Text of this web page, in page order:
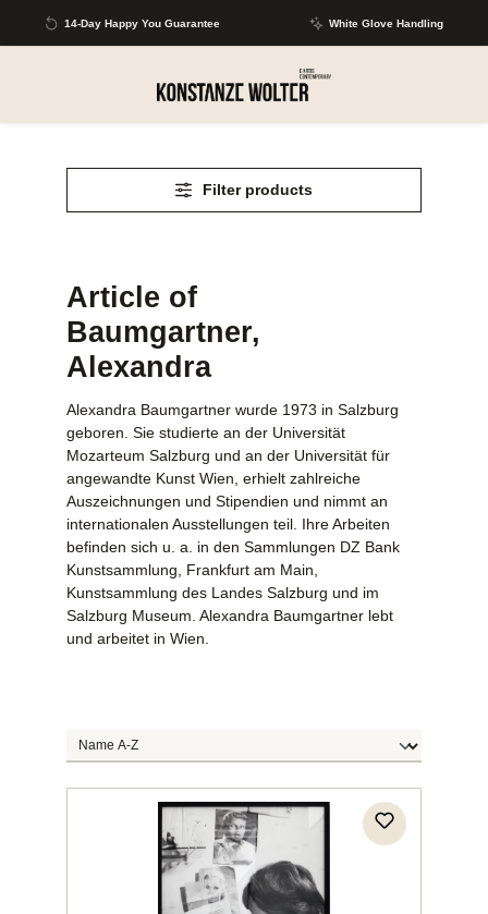
Skip to main content
14-Day Happy You Guarantee White Glove Handling
Filter products
Article of
Baumgartner,
Alexandra
Alexandra Baumgartner wurde 1973 in Salzburg
geboren. Sie studierte an der Universität
Mozarteum Salzburg und an der Universität für
angewandte Kunst Wien, erhielt zahlreiche
Auszeichnungen und Stipendien und nimmt an
internationalen Ausstellungen teil. Ihre Arbeiten
befinden sich u. a. in den Sammlungen DZ Bank
Kunstsammlung, Frankfurt am Main,
Kunstsammlung des Landes Salzburg und im
Salzburg Museum. Alexandra Baumgartner lebt
und arbeitet in Wien.